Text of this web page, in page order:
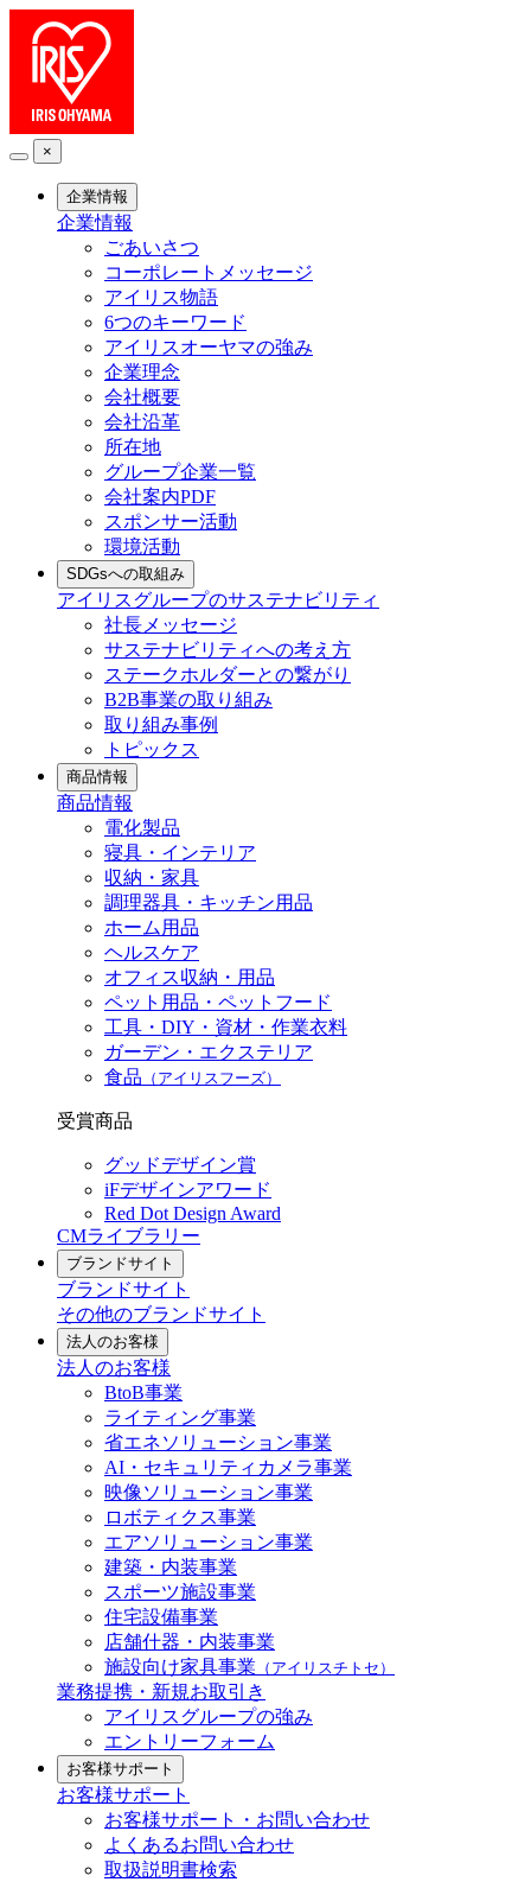
×
企業情報
企業情報
ごあいさつ
コーポレートメッセージ
アイリス物語
6つのキーワード
アイリスオーヤマの強み
企業理念
会社概要
会社沿革
所在地
グループ企業一覧
会社案内PDF
スポンサー活動
環境活動
SDGsへの取組み
アイリスグループのサステナビリティ
社長メッセージ
サステナビリティへの考え方
ステークホルダーとの繋がり
B2B事業の取り組み
取り組み事例
トピックス
商品情報
商品情報
電化製品
寝具・インテリア
収納・家具
調理器具・キッチン用品
ホーム用品
ヘルスケア
オフィス収納・用品
ペット用品・ペットフード
工具・DIY・資材・作業衣料
ガーデン・エクステリア
食品 （アイリスフーズ）
受賞商品
グッドデザイン賞
iFデザインアワード
Red Dot Design Award
CMライブラリー
ブランドサイト
ブランドサイト
その他のブランドサイト
法人のお客様
法人のお客様
BtoB事業
ライティング事業
省エネソリューション事業
AI・セキュリティカメラ事業
映像ソリューション事業
ロボティクス事業
エアソリューション事業
建築・内装事業
スポーツ施設事業
住宅設備事業
店舗什器・内装事業
施設向け家具事業 （アイリスチトセ）
業務提携・新規お取引き
アイリスグループの強み
エントリーフォーム
お客様サポート
お客様サポート
お客様サポート・お問い合わせ
よくあるお問い合わせ
取扱説明書検索